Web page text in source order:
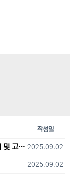
작성일
2025년도 제5회 한국중학생생물대회 수험표 출력 및 고사장 오시는 길 안내 2025.09.02
2025.09.02